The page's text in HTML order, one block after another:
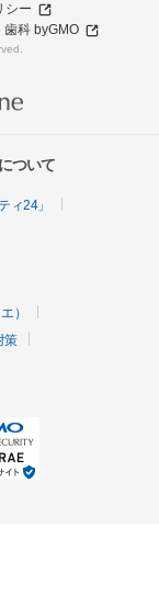
シー
歯科 byGMO
ついて
ィ24」
）
策